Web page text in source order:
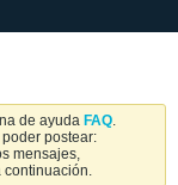
de ayuda FAQ.
postear:
mensajes,
continuación.